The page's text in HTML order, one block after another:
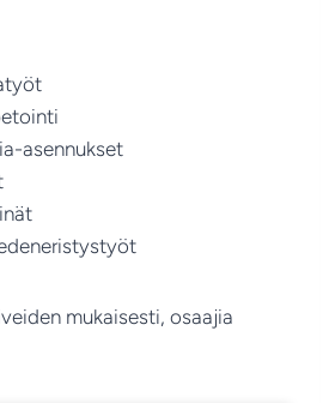
asennukset
mukaisesti, osaajia